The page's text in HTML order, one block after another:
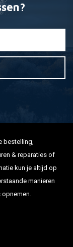
bestelling,
& reparaties of
kun je altijd op
manieren